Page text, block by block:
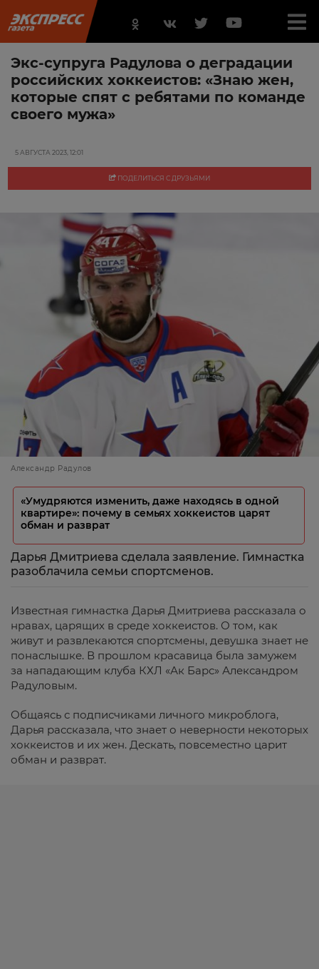
Экс-супруга Радулова о деградации
российских хоккеистов: «Знаю жен,
которые спят с ребятами по команде
своего мужа»
5 АВГУСТА 2023, 12:01
ПОДЕЛИТЬСЯ С ДРУЗЬЯМИ
Александр Радулов
«Умудряются изменить, даже находясь в одной
квартире»: почему в семьях хоккеистов царят
обман и разврат
Дарья Дмитриева сделала заявление. Гимнастка
разоблачила семьи спортсменов.
Известная гимнастка Дарья Дмитриева рассказала о
нравах, царящих в среде хоккеистов. О том, как
живут и развлекаются спортсмены, девушка знает не
понаслышке. В прошлом красавица была замужем
за нападающим клуба КХЛ «Ак Барс» Александром
Радуловым.
Общаясь с подписчиками личного микроблога,
Дарья рассказала, что знает о неверности некоторых
хоккеистов и их жен. Дескать, повсеместно царит
обман и разврат.